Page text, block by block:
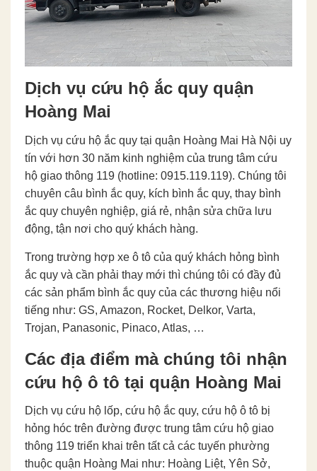
Dịch vụ cứu hộ ắc quy quận
Hoàng Mai
Dịch vụ cứu hộ ắc quy tại quận Hoàng Mai Hà Nội uy
tín với hơn 30 năm kinh nghiệm của trung tâm cứu
hộ giao thông 119 (hotline: 0915.119.119). Chúng tôi
chuyên câu bình ắc quy, kích bình ắc quy, thay bình
ắc quy chuyên nghiệp, giá rẻ, nhận sửa chữa lưu
động, tận nơi cho quý khách hàng.
Trong trường hợp xe ô tô của quý khách hỏng bình
ắc quy và cần phải thay mới thì chúng tôi có đầy đủ
các sản phẩm bình ắc quy của các thương hiệu nổi
tiếng như: GS, Amazon, Rocket, Delkor, Varta,
Trojan, Panasonic, Pinaco, Atlas, …
Các địa điểm mà chúng tôi nhận
cứu hộ ô tô tại quận Hoàng Mai
Dịch vụ cứu hộ lốp, cứu hộ ắc quy, cứu hộ ô tô bị
hỏng hóc trên đường được trung tâm cứu hộ giao
thông 119 triển khai trên tất cả các tuyến phường
thuộc quận Hoàng Mai như: Hoàng Liệt, Yên Sở,